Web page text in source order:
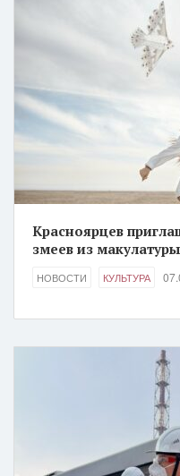
Красноярцев
змеев из макулатуры
НОВОСТИ КУЛЬТУРА